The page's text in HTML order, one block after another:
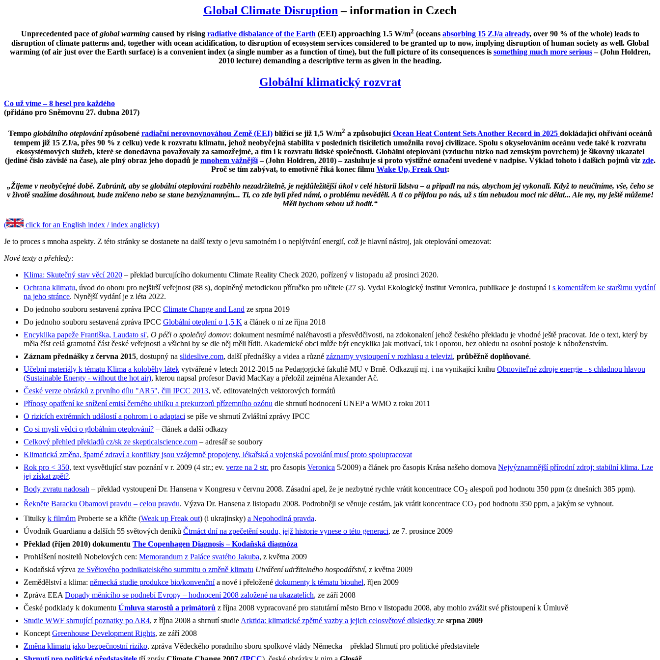
Global Climate Disruption – information in Czech
Unprecedented pace ofglobal warmingcaused by rising radiative disbalance of the Earth(EEI) approaching 1.5 W/m2 (oceans absorbing 15 ZJ/a already, over 90 % of the whole) leads to
disruption of climate patterns and, together with ocean acidification, to disruption of ecosystem services considered to be granted up to now, implying disruption of human society as well. Global
warming (of air just over the Earth surface) is a convenient index (a single number as a function of time), but the full picture of its consequences is something much more serious– (John Holdren,
2010 lecture) demanding a descriptive term as given in the heading.
Globální klimatický rozvrat
Co už víme – 8 hesel pro každého
(přidáno pro Sněmovnu 27. dubna 2017)
Tempo globálního oteplovánízpůsobené radiační nerovnovnováhou Země (EEI)blížící se již 1,5 W/m2 a způsobujícíOcean Heat Content Sets Another Record in 2025 dokládající ohřívání oceánů
tempem již 15 ZJ/a, přes 90 % z celku) vede k rozvratu klimatu, jehož neobyčejná stabilita v posledních tisíciletích umožnila rovoj civilizace. Spolu s okyselováním oceánu vede také k rozvratu
ekosystémových služeb, které se donedávna považovaly za samozřejmé, a tím i k rozvratu lidské společnosti. Globální oteplování (vzduchu nízko nad zemským povrchem) je šikovný ukazatel
(jediné číslo závislé na čase), ale plný obraz jeho dopadů je mnohem vážnější– (John Holdren, 2010) – zasluhuje si proto výstižné označení uvedené v nadpise. Výklad tohoto i dalších pojmů viz zde.
Proč se tím zabývat, to emotivně říká konec filmu Wake Up, Freak Out:
„Žijeme v neobyčejné době. Zabránit, aby se globální oteplování rozběhlo nezadržitelně, je nejdůležitější úkol v celé historii lidstva – a připadl na nás, abychom jej vykonali. Když to neučiníme, vše, čeho se
v životě snažíme dosáhnout, bude zničeno nebo se stane bezvýznamným... Ti, co zde byli před námi, o problému nevěděli. A ti co příjdou po nás, už s tím nebudou moci nic dělat... Ale my, my ještě můžeme!
Měli bychom sebou už hodit.“
(
click for an English index / index anglicky)
Je to proces s mnoha aspekty. Z této stránky se dostanete na další texty o jevu samotném i o neplýtvání energií, což je hlavní nástroj, jak oteplování omezovat:
Nové texty a přehledy:
Klima: Skutečný stav věcí 2020 – překlad burcujícího dokumentu Climate Reality Check 2020, pořízený v listopadu až prosinci 2020.
Ochrana klimatu, úvod do oboru pro nejširší veřejnost (88 s), doplněný metodickou příručko pro učitele (27 s). Vydal Ekologický institut Veronica, publikace je dostupná i s komentářem ke staršimu vydání
na jeho stránce. Nynější vydání je z léta 2022.
Do jednoho souboru sestavená zpráva IPCC Climate Change and Land ze srpna 2019
Do jednoho souboru sestavená zpráva IPCC Globální oteplení o 1,5 K a článek o ní ze října 2018
Encyklika papeže Františka, Laudato si', O péči o společný domov: dokument nesmírné naléhavosti a přesvědčivosti, na zdokonalení jehož českého překladu je vhodné ještě pracovat. Jde o text, který by
měla číst celá gramotná část české veřejnosti a všichni by se dle něj měli řídit. Akademické obci může být encyklika jak motivací, tak i oporou, bez ohledu na osobní postoje k náboženstvím.
Záznam přednášky z června 2015, dostupný na slideslive.com, další přednášky a videa a různé záznamy vystoupení v rozhlasu a televizi, průběžně doplňované.
Učební materiály k tématu Klima a koloběhy látek vytvářené v letech 2012-2015 na Pedagogické fakultě MU v Brně. Odkazují mj. i na vynikající knihu Obnoviteľné zdroje energie - s chladnou hlavou
(Sustainable Energy - without the hot air), kterou napsal profesor David MacKay a přeložil zejména Alexander Ač.
České verze obrázků z prvního dílu "AR5", čili IPCC 2013, vč. editovatelných vektorových formátů
Přínosy opatření ke snížení emisí černého uhlíku a prekurzorů přízemního ozónu dle shrnutí hodnocení UNEP a WMO z roku 2011
O rizicích extrémních událostí a pohrom i o adaptaci se píše ve shrnutí Zvláštní zprávy IPCC
Co si myslí vědci o globálním oteplování? – článek a další odkazy
Celkový přehled překladů cz/sk ze skepticalscience.com – adresář se soubory
Klimatická změna, špatné zdraví a konflikty jsou vzájemně propojeny, lékařská a vojenská povolání musí proto spolupracovat
Rok pro < 350, text vysvětlující stav poznání v r. 2009 (4 str.; ev. verze na 2 str. pro časopis Veronica 5/2009) a článek pro časopis Krása našeho domova Nejvýznamnější přírodní zdroj: stabilní klima. Lze
jej získat zpět?.
Body zvratu nadosah – překlad vystoupení Dr. Hansena v Kongresu v červnu 2008. Zásadní apel, že je nezbytné rychle vrátit koncentrace CO2 alespoň pod hodnotu 350 ppm (z dnešních 385 ppm).
Řekněte Baracku Obamovi pravdu – celou pravdu. Výzva Dr. Hansena z listopadu 2008. Podrobněji se věnuje cestám, jak vrátit koncentrace CO2 pod hodnotu 350 ppm, a jakým se vyhnout.
Titulky k filmům Proberte se a křičte (Weak up Freak out) (i ukrajinsky) a Nepohodlná pravda.
Úvodník Guardianu a dalších 55 světových deníků Čtrnáct dní na zpečetění soudu, jejž historie vynese o této generaci, ze 7. prosince 2009
Překlad (říjen 2010) dokumentu The Copenhagen Diagnosis – Kodaňská diagnóza
Prohlášení nositelů Nobelových cen: Memorandum z Paláce svatého Jakuba, z května 2009
Kodaňská výzva ze Světového podnikatelského summitu o změně klimatu Utváření udržitelného hospodářství, z května 2009
Zemědělství a klima: německá studie produkce bio/konvenčnía nové i přeložené dokumenty k tématu biouhel, říjen 2009
Zpráva EEA Dopady měnícího se podnebí Evropy – hodnocení 2008 založené na ukazatelích, ze září 2008
České podklady k dokumentu Úmluva starostů a primátorů z října 2008 vypracované pro statutární město Brno v listopadu 2008, aby mohlo zvážit své přistoupení k Úmluvě
Studie WWF shrnující poznatky po AR4, z října 2008 a shrnutí studie Arktida: klimatické zpětné vazby a jejich celosvětové důsledky ze srpna 2009
Koncept Greenhouse Development Rights, ze září 2008
Změna klimatu jako bezpečnostní riziko, zpráva Vědeckého poradního sboru spolkové vlády Německa – překlad Shrnutí pro politické představitele